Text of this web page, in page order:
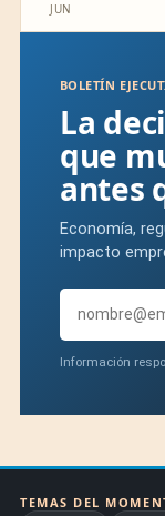
JUN
BOLETÍN
La
que
antes
Economía,
impacto
Información
TEMAS DEL